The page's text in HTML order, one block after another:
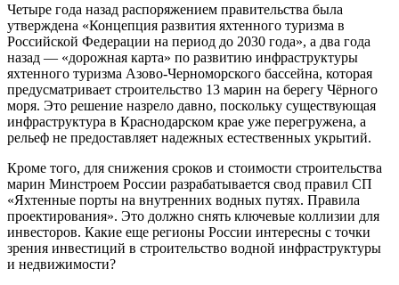
Четыре года назад распоряжением правительства была
утверждена «Концепция развития яхтенного туризма в
Российской Федерации на период до 2030 года», а два года
назад — «дорожная карта» по развитию инфраструктуры
яхтенного туризма Азово-Черноморского бассейна, которая
предусматривает строительство 13 марин на берегу Чёрного
моря. Это решение назрело давно, поскольку существующая
инфраструктура в Краснодарском крае уже перегружена, а
рельеф не предоставляет надежных естественных укрытий.
Кроме того, для снижения сроков и стоимости строительства
марин Минстроем России разрабатывается свод правил СП
«Яхтенные порты на внутренних водных путях. Правила
проектирования». Это должно снять ключевые коллизии для
инвесторов. Какие еще регионы России интересны с точки
зрения инвестиций в строительство водной инфраструктуры
и недвижимости?